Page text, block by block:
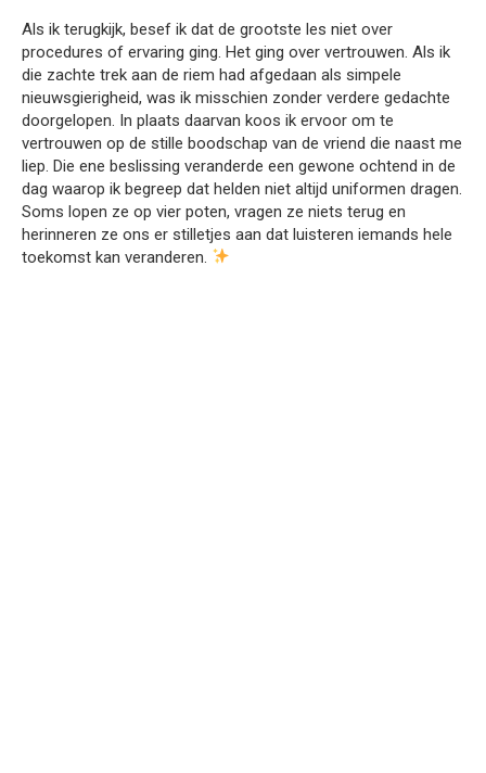
Als ik terugkijk, besef ik dat de grootste les niet over
procedures of ervaring ging. Het ging over vertrouwen. Als ik
die zachte trek aan de riem had afgedaan als simpele
nieuwsgierigheid, was ik misschien zonder verdere gedachte
doorgelopen. In plaats daarvan koos ik ervoor om te
vertrouwen op de stille boodschap van de vriend die naast me
liep. Die ene beslissing veranderde een gewone ochtend in de
dag waarop ik begreep dat helden niet altijd uniformen dragen.
Soms lopen ze op vier poten, vragen ze niets terug en
herinneren ze ons er stilletjes aan dat luisteren iemands hele
toekomst kan veranderen.